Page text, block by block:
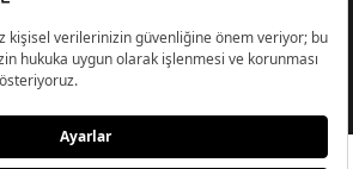
Çerez Tercihlerini Yönetin